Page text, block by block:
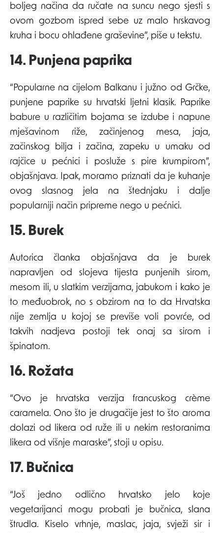
boljeg načina da ručate na suncu nego sjesti s
ovom gozbom ispred sebe uz malo hrskavog
kruha i bocu ohlađene graševine”, piše u tekstu.
14. Punjena paprika
“Popularne na cijelom Balkanu i južno od Grčke,
punjene paprike su hrvatski ljetni klasik. Paprike
babure u različitim bojama se izdube i napune
mješavinom riže, začinjenog mesa, jaja,
začinskog bilja i začina, zapeku u umaku od
rajčice u pećnici i posluže s pire krumpirom”,
objašnjava. Ipak, moramo priznati da je kuhanje
ovog slasnog jela na štednjaku i dalje
popularniji način pripreme nego u pećnici.
15. Burek
Autorica članka objašnjava da je burek
napravljen od slojeva tijesta punjenih sirom,
mesom ili, u slatkim verzijama, jabukom i kako je
to međuobrok, no s obzirom na to da Hrvatska
nije zemlja u kojoj se previše voli povrće, od
takvih nadjeva postoji tek onaj sa sirom i
špinatom.
16. Rožata
“Ovo je hrvatska verzija francuskog crème
caramela. Ono što je drugačije jest to što aroma
dolazi od likera od ruže ili u nekim restoranima
likera od višnje maraske”, stoji u opisu.
17. Bučnica
“Još jedno odlično hrvatsko jelo koje
vegetarijanci mogu probati je bučnica, slana
štrudla. Kiselo vrhnje, maslac, jaja, svježi sir i